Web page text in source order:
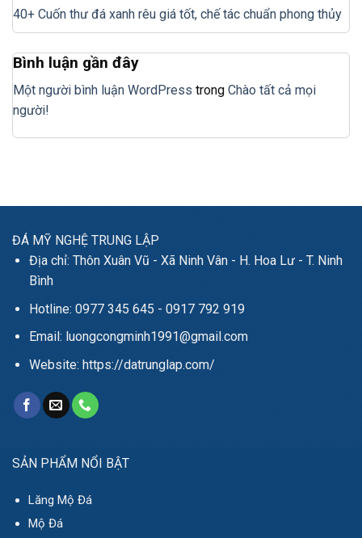
40+ Cuốn thư đá xanh rêu giá tốt, chế tác chuẩn phong thủy
Bình luận gần đây
Một người bình luận WordPress trong Chào tất cả mọi
người!
ĐÁ MỸ NGHỆ TRUNG LẬP
Địa chỉ: Thôn Xuân Vũ - Xã Ninh Vân - H. Hoa Lư - T. Ninh
Bình
Hotline: 0977 345 645 - 0917 792 919
Email: luongcongminh1991@gmail.com
Website: https://datrunglap.com/
SẢN PHẨM NỔI BẬT
Lăng Mộ Đá
Mộ Đá